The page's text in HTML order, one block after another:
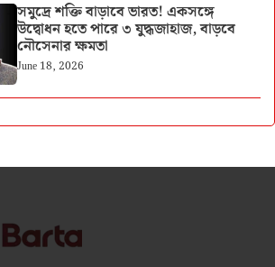
সমুদ্রে শক্তি বাড়াবে ভারত! একসঙ্গে
উদ্বোধন হতে পারে ৩ যুদ্ধজাহাজ, বাড়বে
নৌসেনার ক্ষমতা
June 18, 2026